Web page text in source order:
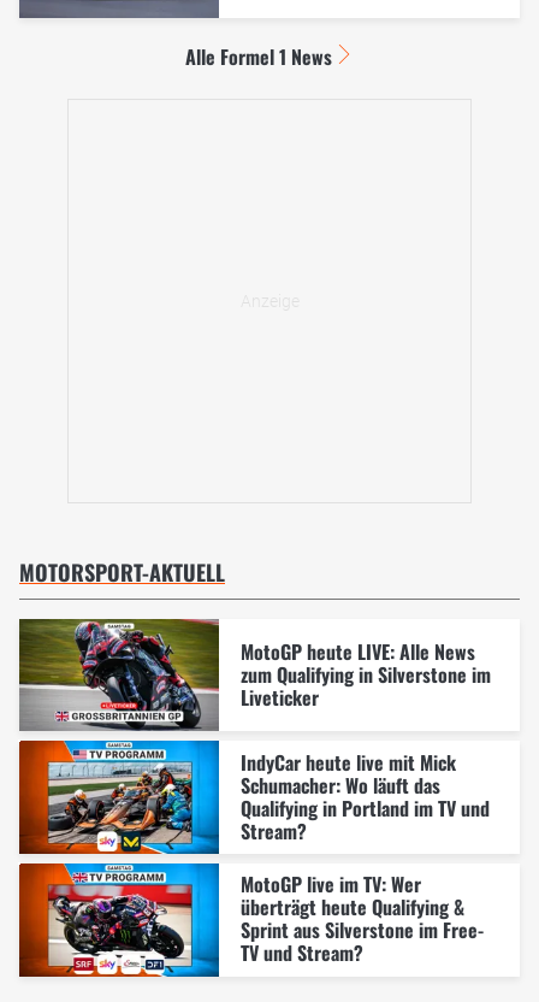
Alle Formel 1 News
MOTORSPORT-AKTUELL
MotoGP heute LIVE: Alle News
zum Qualifying in Silverstone im
Liveticker
IndyCar heute live mit Mick
Schumacher: Wo läuft das
Qualifying in Portland im TV und
Stream?
MotoGP live im TV: Wer
überträgt heute Qualifying &
Sprint aus Silverstone im Free-
TV und Stream?